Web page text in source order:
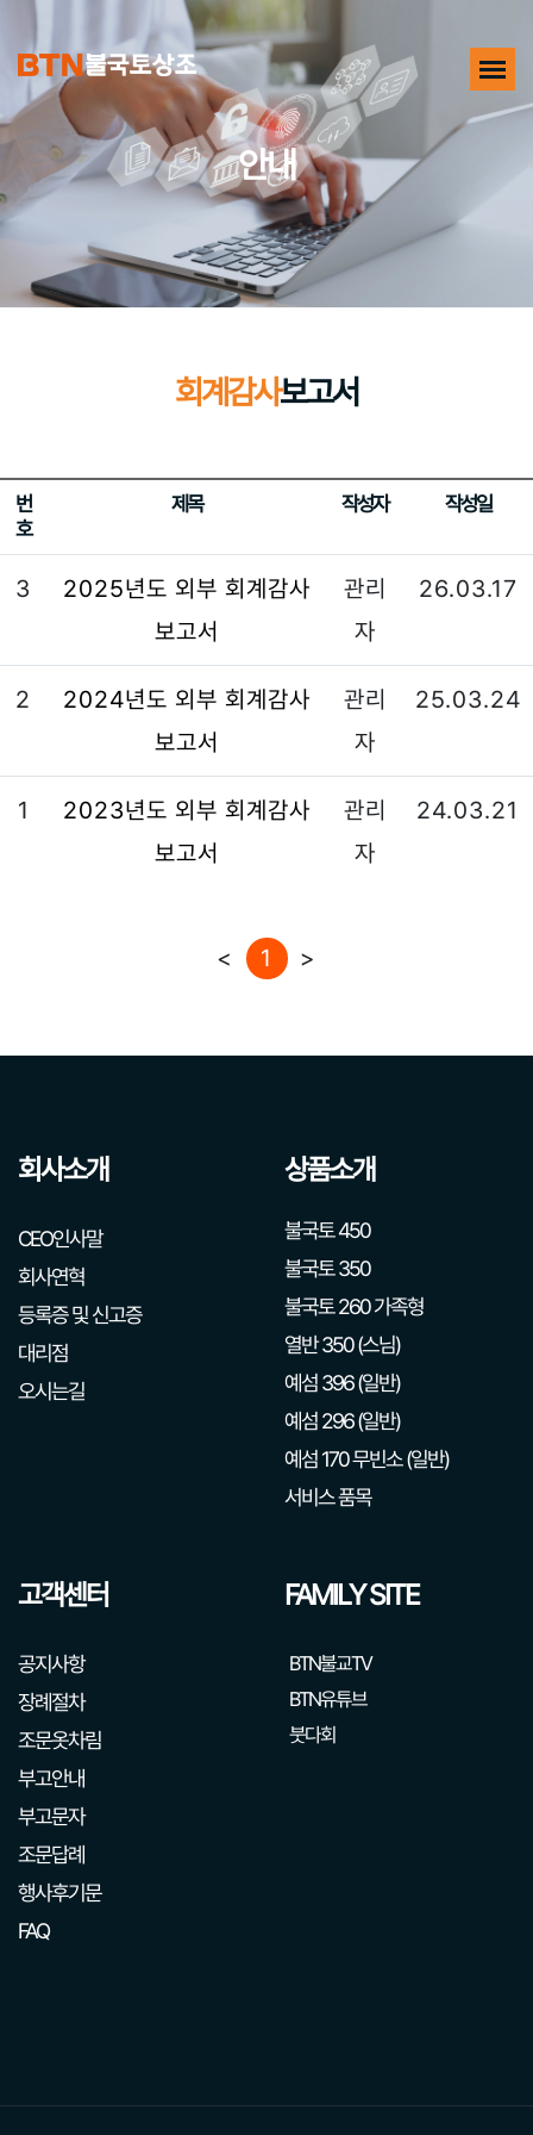
안내
회계감사보고서
번
호
제목 작성자 작성일
3
2025년도 외부 회계감사
보고서
관리
자
26.03.17
2
2024년도 외부 회계감사
보고서
관리
자
25.03.24
1
2023년도 외부 회계감사
보고서
관리
자
24.03.21
< 1 >
회사소개
CEO인사말
회사연혁
등록증 및 신고증
대리점
오시는길
상품소개
불국토 450
불국토 350
불국토 260 가족형
열반 350 (스님)
예섬 396 (일반)
예섬 296 (일반)
예섬 170 무빈소 (일반)
서비스 품목
고객센터
공지사항
장례절차
조문옷차림
부고안내
부고문자
조문답례
행사후기문
FAQ
FAMILY SITE
BTN불교TV
BTN유튜브
붓다회